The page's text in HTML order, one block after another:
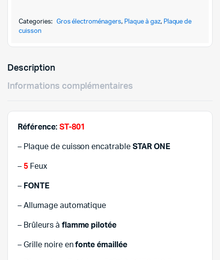
5
FEUX
FONTE-
801
Categories: Gros électroménagers, Plaque à gaz, Plaque de
cuisson
Description
Informations complémentaires
Référence: ST-801
– Plaque de cuisson encatrableSTAR ONE
– 5Feux
– FONTE
– Allumage automatique
– Brûleurs à flamme pilotée
– Grille noire enfonte émaillée